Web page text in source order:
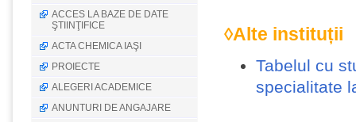
ACCES LA BAZE DE DATE
ŞTIINŢIFICE
ACTA CHEMICA IAŞI
PROIECTE
ALEGERI ACADEMICE
ANUNTURI DE ANGAJARE
◊Alte instituții
Tabelul cu
specialitate